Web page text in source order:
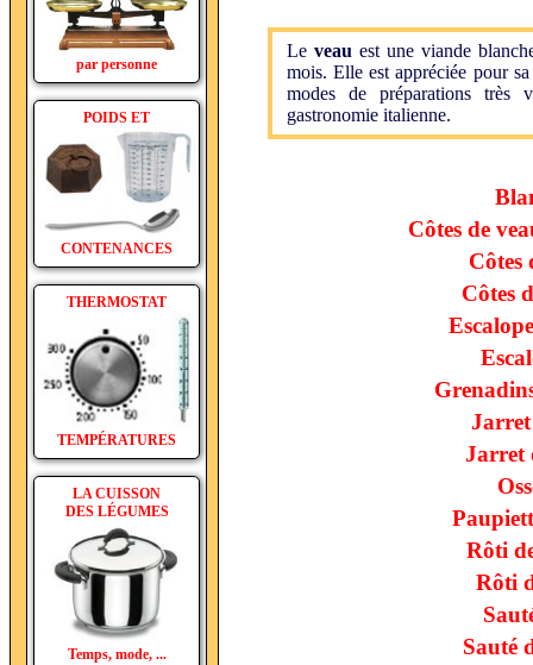
par personne
POIDS ET
CONTENANCES
THERMOSTAT
TEMPÉRATURES
LA CUISSON
DES LÉGUMES
Temps, mode, ...
Le veauest une viande
mois. Elle est appréciée pour
modes de préparations très
gastronomie italienne.
Côtes de
Côtes
Côtes
Jarret
Jarret
Rôti
Rôti
Sauté